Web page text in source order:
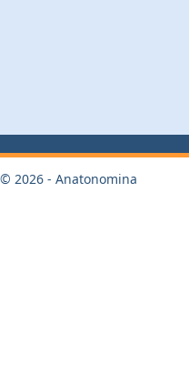
© 2026 - Anatonomina